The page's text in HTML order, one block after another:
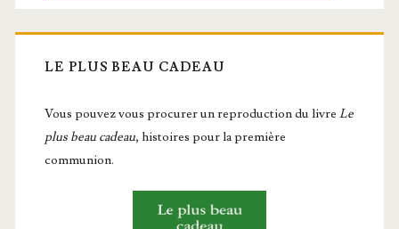
LE PLUS BEAU CADEAU
Vous pou­vez vous pro­cu­rer un repro­duc­tion du livre Le
plus beau cadeau, histoires pour la première
communion.